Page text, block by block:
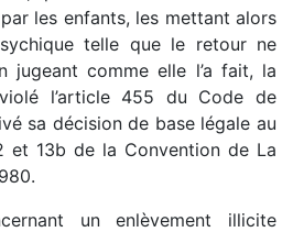
les enfants, les mettant alors
telle que le retour ne
jugeant comme elle l’a fait, la
l’article 455 du Code de
sa décision de base légale au
et 13b de la Convention de La
un enlèvement illicite